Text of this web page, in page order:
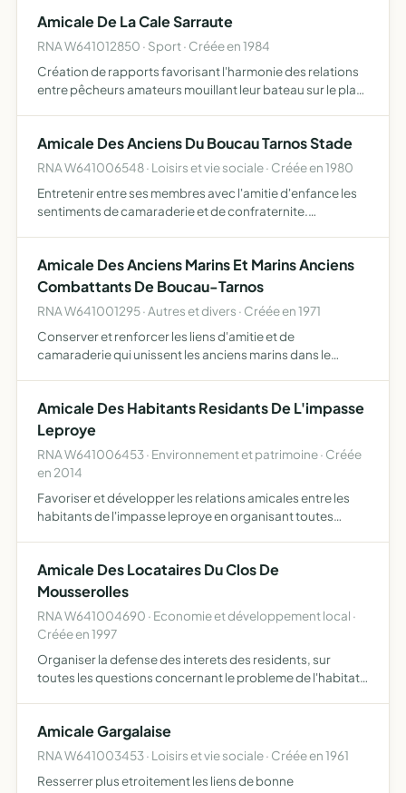
etc…
Amicale De La Cale Sarraute
RNA W641012850 · Sport · Créée en 1984
Création de rapports favorisant l'harmonie des relations
entre pêcheurs amateurs mouillant leur bateau sur le plan
Amicale Des Anciens Du Boucau Tarnos Stade
RNA W641006548 · Loisirs et vie sociale · Créée en 1980
Entretenir entre ses membres avec l'amitie d'enfance les
sentiments de camaraderie et de confraternite.
coins d…
Amicale Des Anciens Marins Et Marins Anciens
Combattants De Boucau-Tarnos
RNA W641001295 · Autres et divers · Créée en 1971
Conserver et renforcer les liens d'amitie et de
camaraderie qui unissent les anciens marins dans le
contribuer …
Amicale Des Habitants Residants De L'impasse
Leproye
RNA W641006453 · Environnement et patrimoine · Créée
en 2014
Favoriser et développer les relations amicales entre les
habitants de l'impasse leproye en organisant toutes
Amicale Des Locataires Du Clos De
Mousserolles
RNA W641004690 · Economie et développement local ·
Créée en 1997
Organiser la defense des interets des residents, sur
toutes les questions concernant le probleme de l'habitat
Amicale Gargalaise
RNA W641003453 · Loisirs et vie sociale · Créée en 1961
Resserrer plus etroitement les liens de bonne